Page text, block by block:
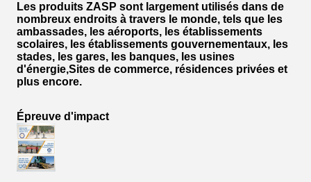
Les produits ZASP sont largement utilisés dans de
nombreux endroits à travers le monde, tels que les
ambassades, les aéroports, les établissements
scolaires, les établissements gouvernementaux, les
stades, les gares, les banques, les usines
d'énergie,Sites de commerce, résidences privées et
plus encore.
Épreuve d'impact